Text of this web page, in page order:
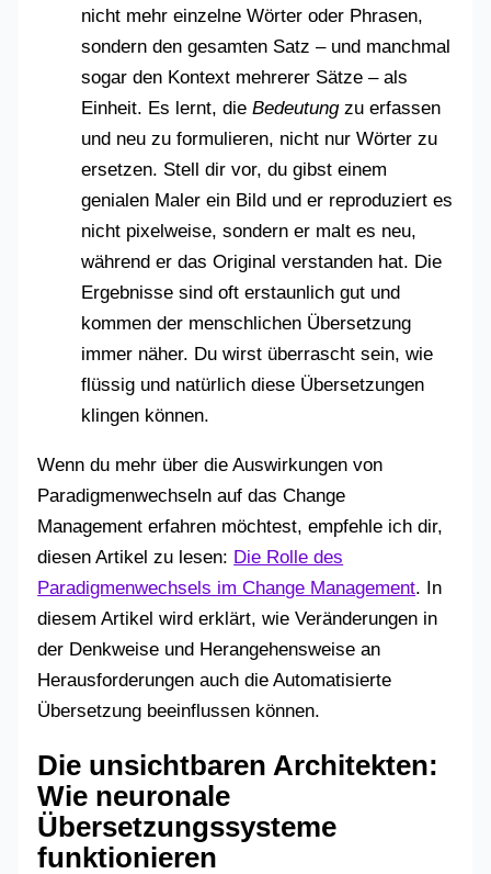
nicht mehr einzelne Wörter oder Phrasen,
sondern den gesamten Satz – und manchmal
sogar den Kontext mehrerer Sätze – als
Einheit. Es lernt, dieBedeutungzu erfassen
und neu zu formulieren, nicht nur Wörter zu
ersetzen. Stell dir vor, du gibst einem
genialen Maler ein Bild und er reproduziert es
nicht pixelweise, sondern er malt es neu,
während er das Original verstanden hat. Die
Ergebnisse sind oft erstaunlich gut und
kommen der menschlichen Übersetzung
immer näher. Du wirst überrascht sein, wie
flüssig und natürlich diese Übersetzungen
klingen können.
Wenn du mehr über die Auswirkungen von
Paradigmenwechseln auf das Change
Management erfahren möchtest, empfehle ich dir,
diesen Artikel zu lesen: Die Rolle des
Paradigmenwechsels im Change Management. In
diesem Artikel wird erklärt, wie Veränderungen in
der Denkweise und Herangehensweise an
Herausforderungen auch die Automatisierte
Übersetzung beeinflussen können.
Die unsichtbaren Architekten:
Wie neuronale
Übersetzungssysteme
funktionieren